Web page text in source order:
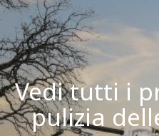
Vedi tutti i
pulizia